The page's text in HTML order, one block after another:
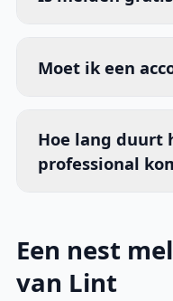
Moet ik een
Hoe lang duurt
professional
Een nest
van Lint